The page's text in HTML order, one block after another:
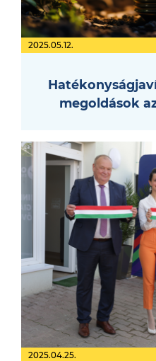
2025.05.12.
megoldások
2025.04.25.